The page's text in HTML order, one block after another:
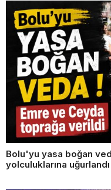
Bolu'yu yasa boğan
yolculuklarına uğurlandı